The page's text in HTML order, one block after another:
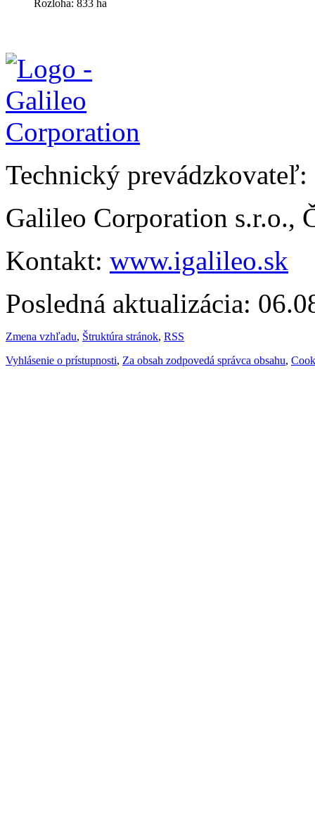
Rozloha: 833 ha
Technický prevádzkovateľ:
Galileo Corporation s.r.o.,
Kontakt: www.igalileo.sk
Posledná aktualizácia:
Zmena vzhľadu, Štruktúra stránok, RSS
Vyhlásenie o prístupnosti, Za obsah zodpovedá správca obsahu,